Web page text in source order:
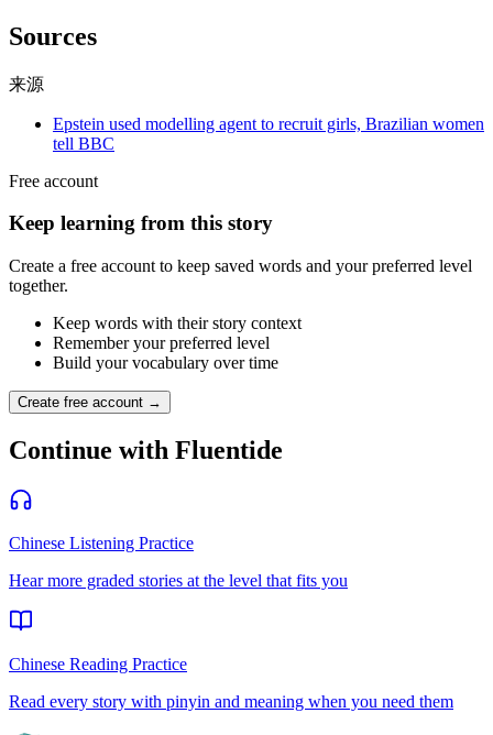
Sources
来源
Epstein used modelling agent to recruit girls, Brazilian women
tell BBC
Free account
Keep learning from this story
Create a free account to keep saved words and your preferred level
together.
Keep words with their story context
Remember your preferred level
Build your vocabulary over time
Create free account →
Continue with Fluentide
Chinese Listening Practice
Hear more graded stories at the level that fits you
Chinese Reading Practice
Read every story with pinyin and meaning when you need them